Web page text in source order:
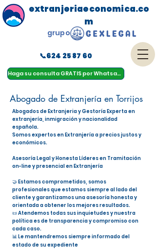
Haga su consulta GRATIS por Whatsapp
menu
extranjeriaeconomica.co
m
📞624 25 87 60
grupo
Abogado de Extranjería en Torrijos
Abogados de Extranjeria y Gestoría Experta en
extranjería, inmigración y nacionalidad
española.
Somos expertos en Extranjería a precios justos y
económicos.
Asesoría Legal y Honesta Líderes en Tramitación
on-line y presencial en Extranjería
🤝 Estamos comprometidos, somos
profesionales que estamos siempre al lado del
cliente y garantizamos una asesoría honesta y
orientada a obtener los mejores resultados.
📜 Atendemos todas sus inquietudes y nuestra
política es de transparencia y compromiso con
cada caso.
📊 Le mantendremos siempre informado del
estado de su expediente